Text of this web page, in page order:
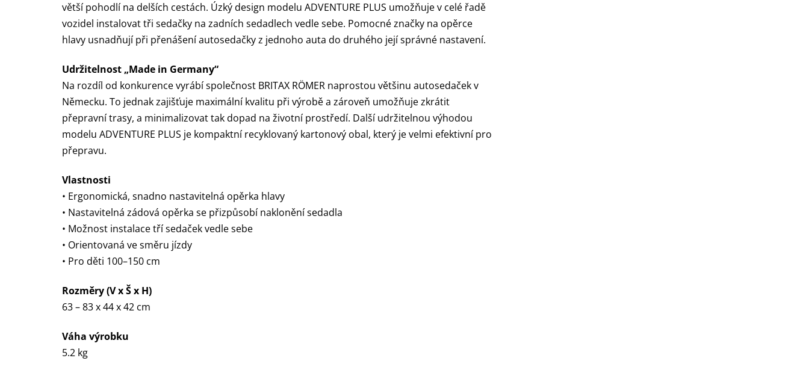
větší pohodlí na delších cestách. Úzký design modelu ADVENTURE PLUS umožňuje v celé řadě
vozidel instalovat tři sedačky na zadních sedadlech vedle sebe. Pomocné značky na opěrce
hlavy usnadňují při přenášení autosedačky z jednoho auta do druhého její správné nastavení.
Udržitelnost „Made in Germany“
Na rozdíl od konkurence vyrábí společnost BRITAX RÖMER naprostou většinu autosedaček v
Německu. To jednak zajišťuje maximální kvalitu při výrobě a zároveň umožňuje zkrátit
přepravní trasy, a minimalizovat tak dopad na životní prostředí. Další udržitelnou výhodou
modelu ADVENTURE PLUS je kompaktní recyklovaný kartonový obal, který je velmi efektivní pro
přepravu.
Vlastnosti
• Ergonomická, snadno nastavitelná opěrka hlavy
• Nastavitelná zádová opěrka se přizpůsobí naklonění sedadla
• Možnost instalace tří sedaček vedle sebe
• Orientovaná ve směru jízdy
• Pro děti 100–150 cm
Rozměry (V x Š x H)
63 – 83 x 44 x 42 cm
Váha výrobku
5.2 kg